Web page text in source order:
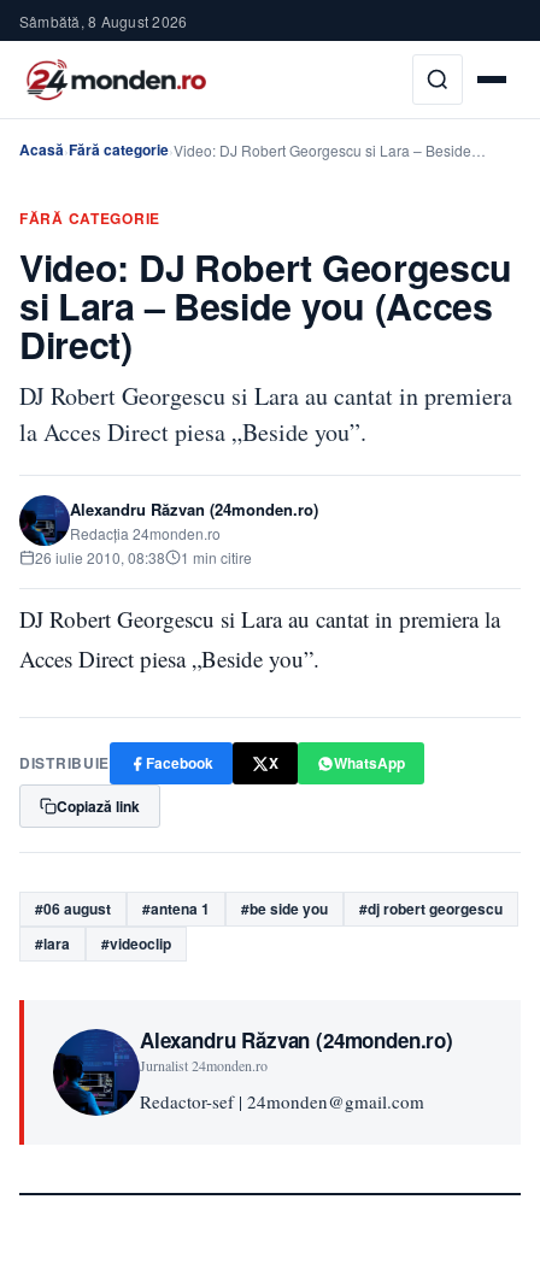
Sâmbătă, 8 August 2026
Acasă›Fără categorie›Video: DJ Robert Georgescu si Lara – Beside…
FĂRĂ CATEGORIE
Video: DJ Robert Georgescu
si Lara – Beside you (Acces
Direct)
DJ Robert Georgescu si Lara au cantat in premiera
la Acces Direct piesa „Beside you”.
Alexandru Răzvan (24monden.ro)
Redacția 24monden.ro
26 iulie 2010, 08:38
1 min citire
DJ Robert Georgescu si Lara au cantat in premiera la
Acces Direct piesa „Beside you”.
DISTRIBUIE Facebook X
WhatsApp
Copiază link
#06 august #antena 1 #be side you
#dj robert georgescu
#lara
#videoclip
Alexandru Răzvan (24monden.ro)
Jurnalist 24monden.ro
Redactor-sef | 24monden@gmail.com